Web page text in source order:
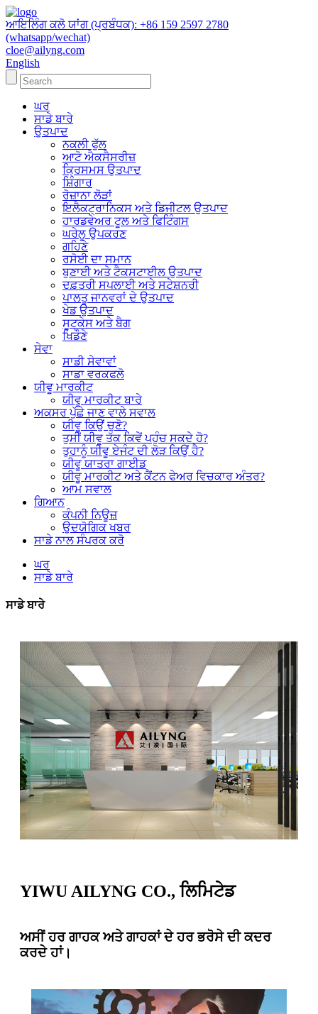
ਆਇਲਿੰਗ ਕਲੋ ਯਾਂਗ (ਪ੍ਰਬੰਧਕ): +86 159 2597 2780
(whatsapp/wechat)
cloe@ailyng.com
English
ਘਰ
ਸਾਡੇ ਬਾਰੇ
ਉਤਪਾਦ
ਨਕਲੀ ਫੁੱਲ
ਆਟੋ ਐਕਸੈਸਰੀਜ਼
ਕ੍ਰਿਸਮਸ ਉਤਪਾਦ
ਸ਼ਿੰਗਾਰ
ਰੋਜ਼ਾਨਾ ਲੋੜਾਂ
ਇਲੈਕਟ੍ਰਾਨਿਕਸ ਅਤੇ ਡਿਜੀਟਲ ਉਤਪਾਦ
ਹਾਰਡਵੇਅਰ ਟੂਲ ਅਤੇ ਫਿਟਿੰਗਸ
ਘਰੇਲੂ ਉਪਕਰਣ
ਗਹਿਣੇ
ਰਸੋਈ ਦਾ ਸਮਾਨ
ਬੁਣਾਈ ਅਤੇ ਟੈਕਸਟਾਈਲ ਉਤਪਾਦ
ਦਫ਼ਤਰੀ ਸਪਲਾਈ ਅਤੇ ਸਟੇਸ਼ਨਰੀ
ਪਾਲਤੂ ਜਾਨਵਰਾਂ ਦੇ ਉਤਪਾਦ
ਖੇਡ ਉਤਪਾਦ
ਸੂਟਕੇਸ ਅਤੇ ਬੈਗ
ਖਿਡੌਣੇ
ਸੇਵਾ
ਸਾਡੀ ਸੇਵਾਵਾਂ
ਸਾਡਾ ਵਰਕਫਲੋ
ਯੀਵੂ ਮਾਰਕੀਟ
ਯੀਵੂ ਮਾਰਕੀਟ ਬਾਰੇ
ਅਕਸਰ ਪੁੱਛੇ ਜਾਣ ਵਾਲੇ ਸਵਾਲ
ਯੀਵੂ ਕਿਉਂ ਚੁਣੋ?
ਤੁਸੀਂ ਯੀਵੂ ਤੱਕ ਕਿਵੇਂ ਪਹੁੰਚ ਸਕਦੇ ਹੋ?
ਤੁਹਾਨੂੰ ਯੀਵੂ ਏਜੰਟ ਦੀ ਲੋੜ ਕਿਉਂ ਹੈ?
ਯੀਵੂ ਯਾਤਰਾ ਗਾਈਡ
ਯੀਵੂ ਮਾਰਕੀਟ ਅਤੇ ਕੈਂਟਨ ਫੇਅਰ ਵਿਚਕਾਰ ਅੰਤਰ?
ਆਮ ਸਵਾਲ
ਗਿਆਨ
ਕੰਪਨੀ ਨਿਊਜ਼
ਉਦਯੋਗਿਕ ਖਬਰ
ਸਾਡੇ ਨਾਲ ਸੰਪਰਕ ਕਰੋ
ਘਰ
ਸਾਡੇ ਬਾਰੇ
ਸਾਡੇ ਬਾਰੇ
YIWU AILYNG CO., ਲਿਮਿਟੇਡ
ਅਸੀਂ ਹਰ ਗਾਹਕ ਅਤੇ ਗਾਹਕਾਂ ਦੇ ਹਰ ਭਰੋਸੇ ਦੀ ਕਦਰ
ਕਰਦੇ ਹਾਂ।